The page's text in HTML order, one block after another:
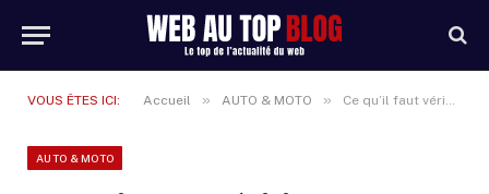
VOUS ÊTES ICI: Accueil » AUTO & MOTO » Ce qu’il faut vérifier avant l’achat d’une voiture d’occasion
AUTO & MOTO